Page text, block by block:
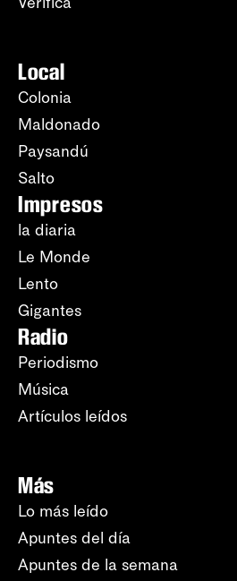
Local
Colonia
Maldonado
Paysandú
Salto
Impresos
la diaria
Le Monde
Lento
Gigantes
Radio
Periodismo
Música
Artículos leídos
Más
Lo más leído
Apuntes del día
Apuntes de la semana